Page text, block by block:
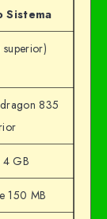
Sistema
835
GB
150 MB